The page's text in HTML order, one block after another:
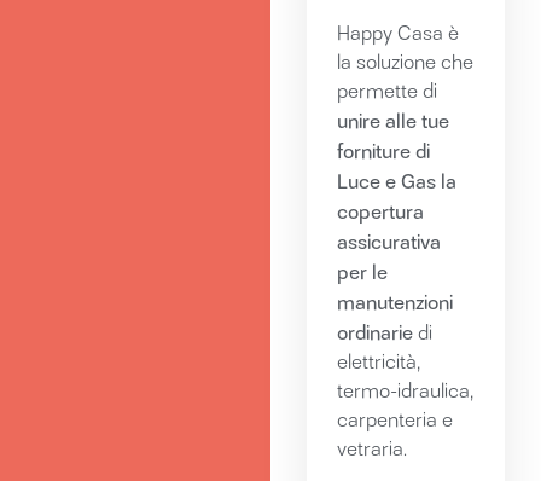
Happy Casa è
la soluzione che
permette di
unire alle tue
forniture di
Luce e Gas la
copertura
assicurativa
per le
manutenzioni
ordinariedi
elettricità,
termo-idraulica,
carpenteria e
vetraria.